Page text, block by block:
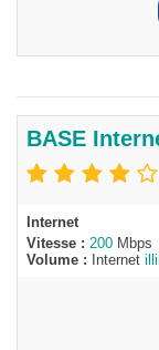
BASE
Internet
Vitesse : 200 Mbps
Volume :
Internet